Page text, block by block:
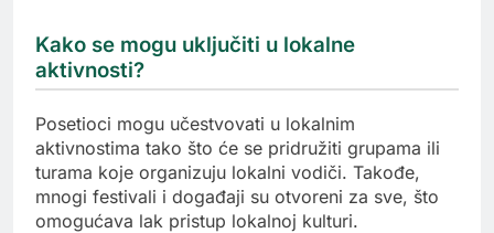
Kako se mogu uključiti u lokalne
aktivnosti?
Posetioci mogu učestvovati u lokalnim
aktivnostima tako što će se pridružiti grupama ili
turama koje organizuju lokalni vodiči. Takođe,
mnogi festivali i događaji su otvoreni za sve, što
omogućava lak pristup lokalnoj kulturi.